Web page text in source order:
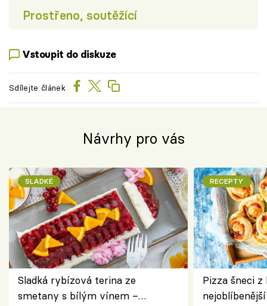
Prostřeno, soutěžící
Vstoupit do diskuze
Sdílejte článek
Návrhy pro vás
SLADKÉ
Sladká rybízová terina ze
smetany s bílým vínem –
RECEPTY
Pizza šneci